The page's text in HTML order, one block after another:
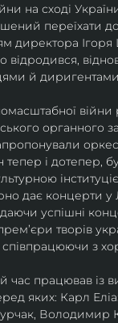
на сході
переїхати
директора
відродився,
й диригентами
війни
органного
тепер і дотепер,
дає концерти у
успішні
творів
співпрацюючи з
час працював із
яких: Карл
Володимир